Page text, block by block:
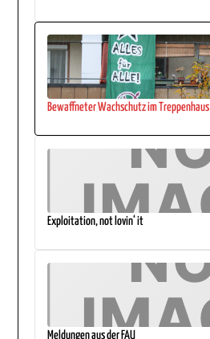
Bewaffneter Wachschutz im Treppenhaus
Exploitation, not lovin‘ it
Meldungen aus der FAU